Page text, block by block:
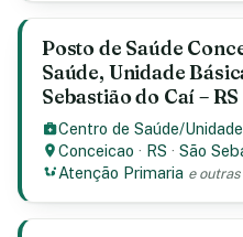
Posto de Saúde
Saúde, Unidade
Sebastião do Caí – RS
Centro de Saúde/
Conceicao · RS ·São
Atenção Primaria e outras